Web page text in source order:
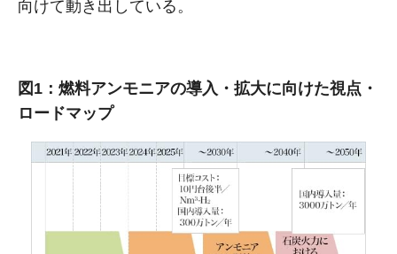
向けて動き出している。
図1：燃料アンモニアの導入・拡大に向けた視点・
ロードマップ